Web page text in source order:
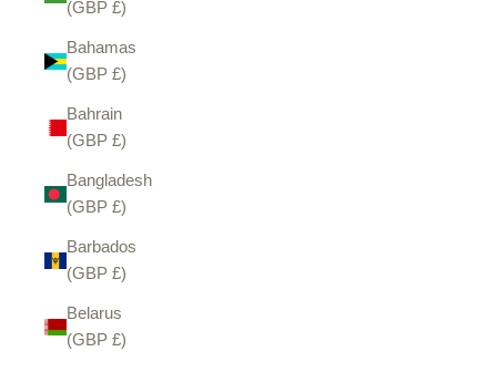
(GBP £)
Bahamas
(GBP £)
Bahrain
(GBP £)
Bangladesh
(GBP £)
Barbados
(GBP £)
Belarus
(GBP £)